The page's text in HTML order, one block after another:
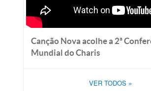
Canção Nova acolhe a 2ª
Mundial do Charis
VER TODOS »